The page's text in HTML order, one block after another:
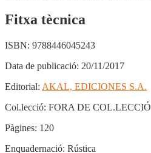
Fitxa tècnica
ISBN: 9788446045243
Data de publicació: 20/11/2017
Editorial: AKAL, EDICIONES S.A.
Col.lecció: FORA DE COL.LECCIÓ
Pàgines: 120
Enquadernació: Rústica